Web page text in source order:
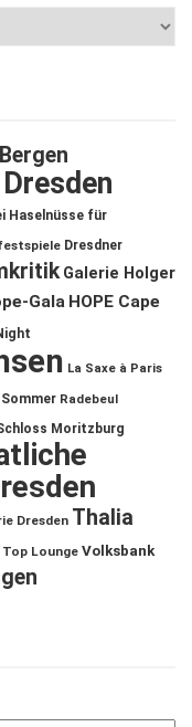
Bergen
Haselnüsse für
Dresdner
Galerie Holger
Gala HOPE Cape
La Saxe à Paris
Sommer Radebeul
Moritzburg
Dresden Thalia
Top Lounge Volksbank